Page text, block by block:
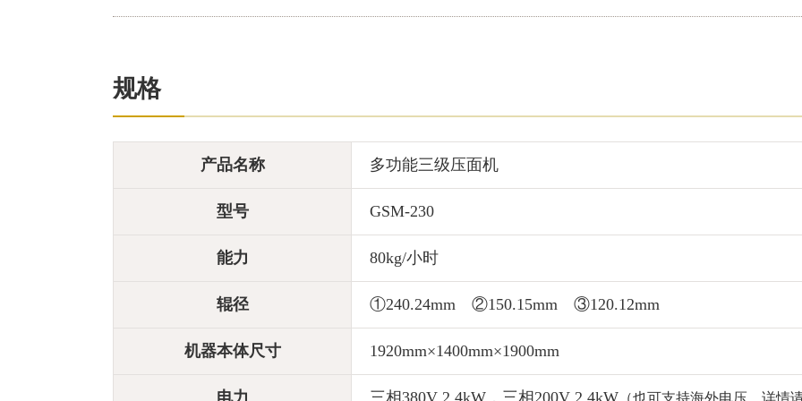
规格
产品名称 多功能三级压面机
型号 GSM-230
能力 80kg/小时
辊径 ①240.24mm ②150.15mm ③120.12mm
机器本体尺寸 1920mm×1400mm×1900mm
电力 三相380V 2.4kW，三相200V 2.4kW （也可支持海外电压。详情